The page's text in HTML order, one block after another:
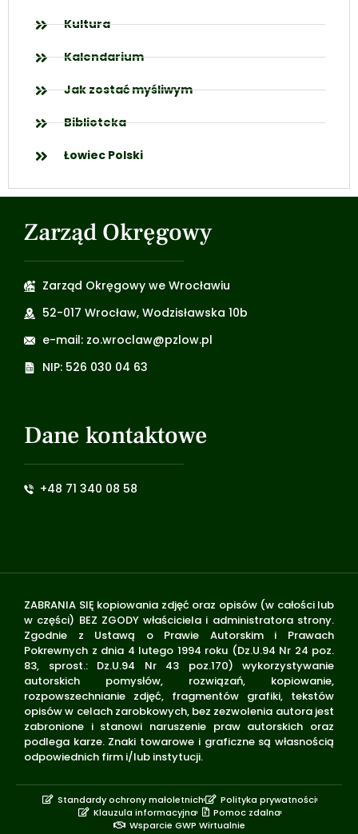
Kultura
Kalendarium
Jak zostać myśliwym
Biblioteka
Łowiec Polski
Zarząd Okręgowy
Zarząd Okręgowy we Wrocławiu
52-017 Wrocław, Wodzisławska 10b
e-mail: zo.wroclaw@pzlow.pl
NIP: 526 030 04 63
Dane kontaktowe
+48 71 340 08 58
ZABRANIA SIĘ kopiowania zdjęć oraz opisów (w całości lub
w części) BEZ ZGODY właściciela i administratora strony.
Zgodnie z Ustawą o Prawie Autorskim i Prawach
Pokrewnych z dnia 4 lutego 1994 roku (Dz.U.94 Nr 24 poz.
83, sprost.: Dz.U.94 Nr 43 poz.170) wykorzystywanie
autorskich pomysłów, rozwiązań, kopiowanie,
rozpowszechnianie zdjęć, fragmentów grafiki, tekstów
opisów w celach zarobkowych, bez zezwolenia autora jest
zabronione i stanowi naruszenie praw autorskich oraz
podlega karze. Znaki towarowe i graficzne są własnością
odpowiednich firm i/lub instytucji.
Standardy ochrony małoletnich
Polityka prywatności
Klauzula informacyjna
Pomoc zdalna
Wsparcie GWP Wirtualnie